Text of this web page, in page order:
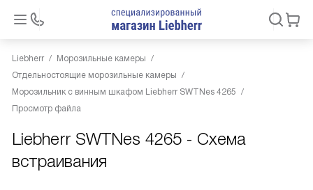
Liebherr
Морозильные камеры
Отдельностоящие морозильные камеры
Морозильник с винным шкафом Liebherr SWTNes 4265
Просмотр файла
Liebherr SWTNes 4265 - Схема
встраивания